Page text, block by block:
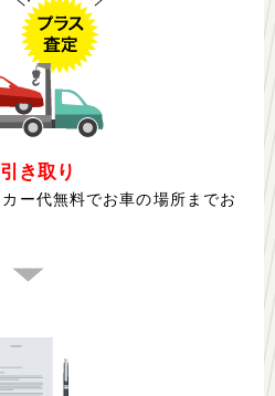
き取り
ー代無料でお車の場所までお